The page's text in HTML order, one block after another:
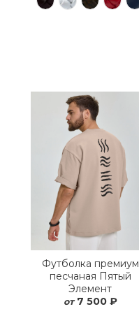
Футболка премиум
песчаная Пятый
Элемент
от 7 500 ₽